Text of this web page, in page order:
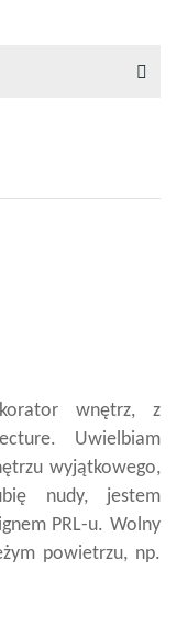
wnętrz, z
Uwielbiam
wyjątkowego,
nudy, jestem
PRL-u. Wolny
powietrzu, np.